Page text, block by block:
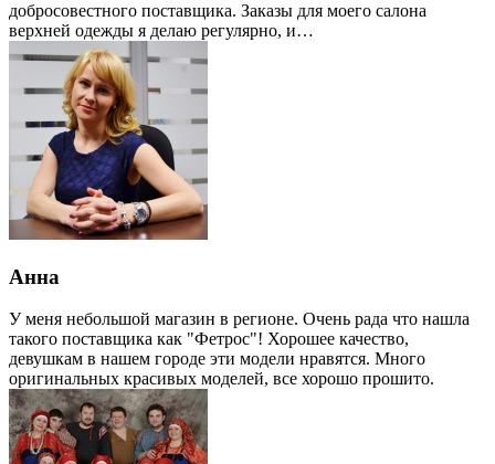
добросовестного поставщика. Заказы для моего салона
верхней одежды я делаю регулярно, и…
Анна
У меня небольшой магазин в регионе. Очень рада что нашла
такого поставщика как "Фетрос"! Хорошее качество,
девушкам в нашем городе эти модели нравятся. Много
оригинальных красивых моделей, все хорошо прошито.